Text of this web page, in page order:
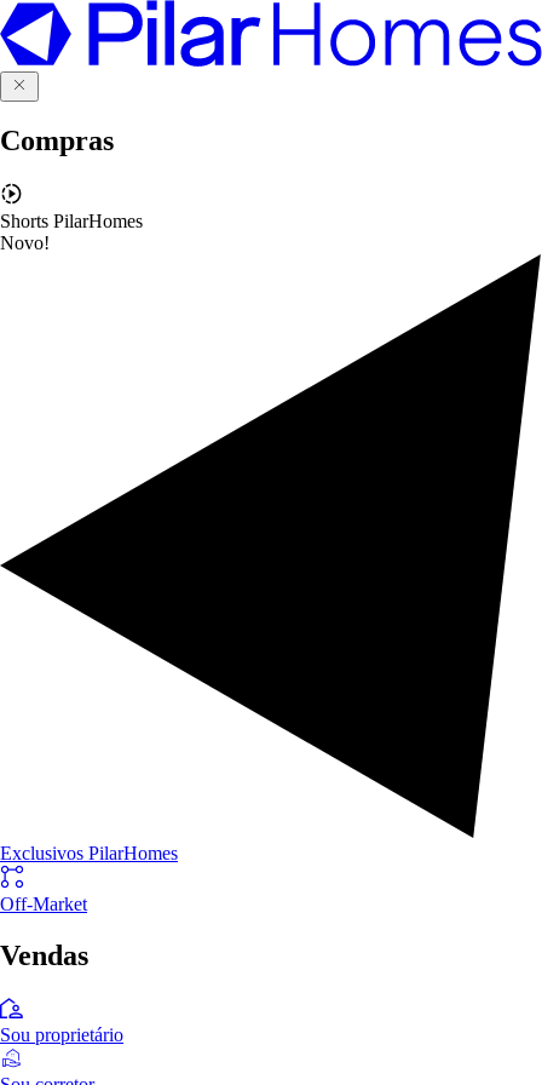
Compras
Shorts PilarHomes
Novo!
Exclusivos PilarHomes
Off-Market
Vendas
Sou proprietário